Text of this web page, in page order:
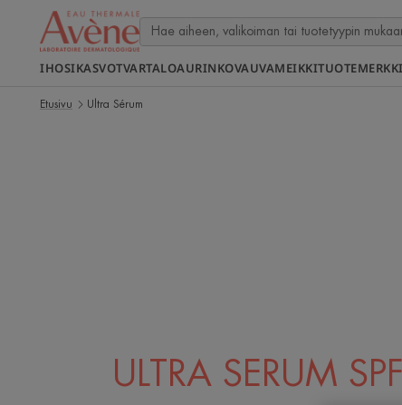
IHOSIKASVOTVARTALOAURINKOVAUVAMEIKKITUOTEMERKKI
Etusivu Ultra Sérum
ULTRA SERUM